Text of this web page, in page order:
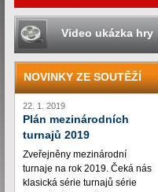
Video ukázka hry
NOVINKY ZE SOUTĚŽÍ
22. 1. 2019
Plán mezinárodních
turnajů 2019
Zveřejněny mezinárodní
turnaje na rok 2019. Čeká nás
klasická série turnajů série